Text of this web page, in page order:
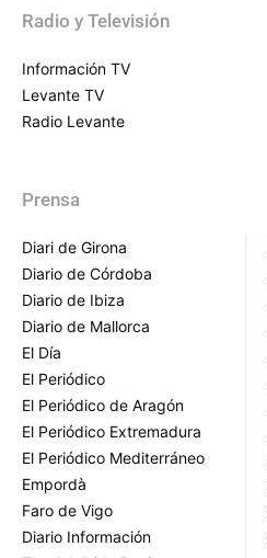
Radio y Televisión
Información TV
Levante TV
Radio Levante
Prensa
Diari de Girona
Diario de Córdoba
Diario de Ibiza
Diario de Mallorca
El Día
El Periódico
El Periódico de Aragón
El Periódico Extremadura
El Periódico Mediterráneo
Empordà
Faro de Vigo
Diario Información